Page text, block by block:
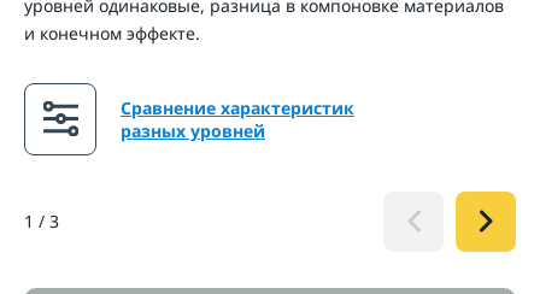
уровней одинаковые, разница в компоновке материалов
и конечном эффекте.
Сравнение характеристик
разных уровней
1 / 3